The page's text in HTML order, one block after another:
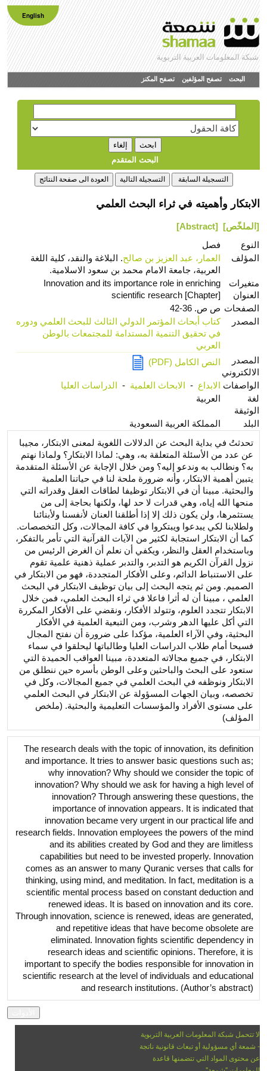
English
شبكة المعلومات العربية التربوية
البحث تصفح المؤلفين تصفح المكنز
البحث المتقدم
الابتكار وأهميته في ثراء البحث العلمي
[الملخّص] [Abstract]
النوع
فصل
المؤلف
العمار، عبد العزيز بن صالح. البلاغة والنقد، كلية اللغة
العربية، جامعة الامام محمد بن سعود الاسلامية.
متغيرات
العنوان
Innovation and its importance role in enriching
scientific research [Chapter]
الصفحات ص ص. 36-42
المصدر
كتاب أبحاث المؤتمر الدولي الثالث للبحث العلمي ودوره
في تحقيق التنمية المستدامة للمجتمعات بالوطن
العربي
المصدر
الالكتروني
النص الكامل (PDF)
الواصفات الابداع - الابحاث العلمية - الدراسات العليا
لغة
الوثيقة
العربية
البلد
المملكة العربية السعودية
تحدثتُ في بداية البحث عن الدلالات اللغوية لمعنى الابتكار، مجيبا
عن عدد من الأسئلة المتعلقة به، وهي: لماذا الابتكار؟ ولماذا نهتم
به؟ ونطالب به وندعو إليه؟ ومن خلال الإجابة عن الأسئلة المتقدمة
يتبين أهمية الابتكار، وأنه ضرورة ملحة لنا في حياتنا العلمية
والبحثية. مبينا أن في الابتكار توظيفا لطاقات العقل وقدراته التي
منحها الله إياه، وهي قدرات لا حد لها، ولكنها بحاجة إلى من
يستثمرها، ولن يكون ذلك إلا إذا أطلقنا العنان لأنفسنا ولأبنائنا
ولطلابنا لكي يبدعوا ويبتكروا في كافة المجالات، وكل التخصصات.
كما أن الابتكار استجابة لكثير من الآيات القرآنية التي تأمر بالتفكر،
وباستخدام العقل والنظر، ويكفي أن نعلم أن الغرض الرئيس من
نزول القرآن الكريم هو التدبر، والتدبر عملية ذهنية علمية تقوم
على الاستنباط الدائم، وعلى الأفكار المتجددة، فهو من الابتكار في
الصميم. ومن ثم يتجه البحث إلى بيان توظيف الابتكار في البحث
العلمي ، مبينا أن له أثرا فاعلا في ثراء البحث العلمي، فمن خلال
الابتكار تتجدد العلوم، وتتولد الأفكار، ونقضي على الأفكار المكررة
التي أكل عليها الدهر وشرب، ومن التبعية العلمية في الأفكار
البحثية، وفي الآراء العلمية، مؤكدا على ضرورة أن نفتح المجال
فسيحا أمام طلاب الدراسات العليا وطالباتها ليحلقوا في سماء
الابتكار، في جميع مجالاته المتعددة، مبينا العواقب الحميدة التي
ستعود على البحث والباحثين وعلى الوطن بأسره حين ننطلق من
الابتكار ونوظفه في البحث العلمي في جميع المجالات، وكل في
تخصصه، وبيان الجهات المسؤولة عن الابتكار في البحث العلمي
على مستوى الأفراد والمؤسسات التعليمية والبحثية. (ملخص
المؤلف)
The research deals with the topic of innovation, its definition
and importance. It tries to answer basic questions such as;
why innovation? Why should we consider the topic of
innovation? Why should we ask for having a high level of
innovation? Through answering these questions, the
importance of innovation appears. It is indicated that
innovation became very urgent in our practical life and
research fields. Innovation employees the powers of the mind
and its abilities created by God and they are limitless
capabilities but need to be invested properly. Innovation
comes as an answer to many Quranic verses that calls for
thinking, using mind, and meditation. In fact, meditation is a
scientific mental process based on constant deduction and
renewed ideas. It is based on innovation and its core.
Through innovation, science is renewed, ideas are generated,
and repetitive ideas that have become obsolete are
eliminated. Innovation fights scientific dependency in
research ideas and scientific opinions. Therefore, it is
important to specify the bodies responsible for innovation in
scientific research at the level of individuals and educational
and research institutions. (Author’s abstract)
لا تتحمل شبكة المعلومات العربية التربوية
- شمعة أي مسؤولية أو تبعات قانونية ناتجة
عن محتوى المواد التي تتضمنها قاعدة